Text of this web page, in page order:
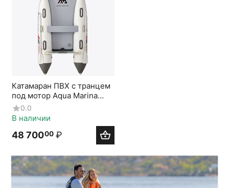
Катамаран ПВХ с транцем
под мотор Aqua Marina
AIRCAT-285
0.0
В наличии
48 70000 ₽